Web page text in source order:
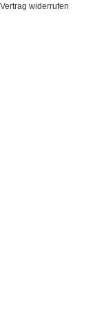
Vertrag widerrufen